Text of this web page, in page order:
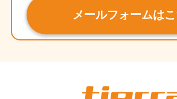
メールフォームは